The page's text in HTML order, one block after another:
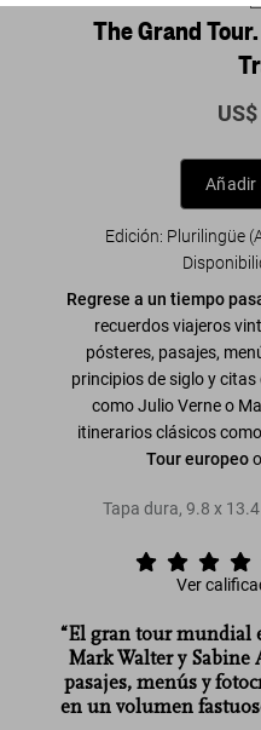
The Grand
Añadir
Edición: Plurilingüe
Regrese a un tiempo
recuerdos viajeros
pósteres, pasajes,
principios de siglo y
como Julio Verne o
itinerarios clásicos como
Tour europeo
Tapa dura, 9.8 x 13.4
Ver
“El gran tour mundial
Mark Walter y Sabine
pasajes, menús y
en un volumen